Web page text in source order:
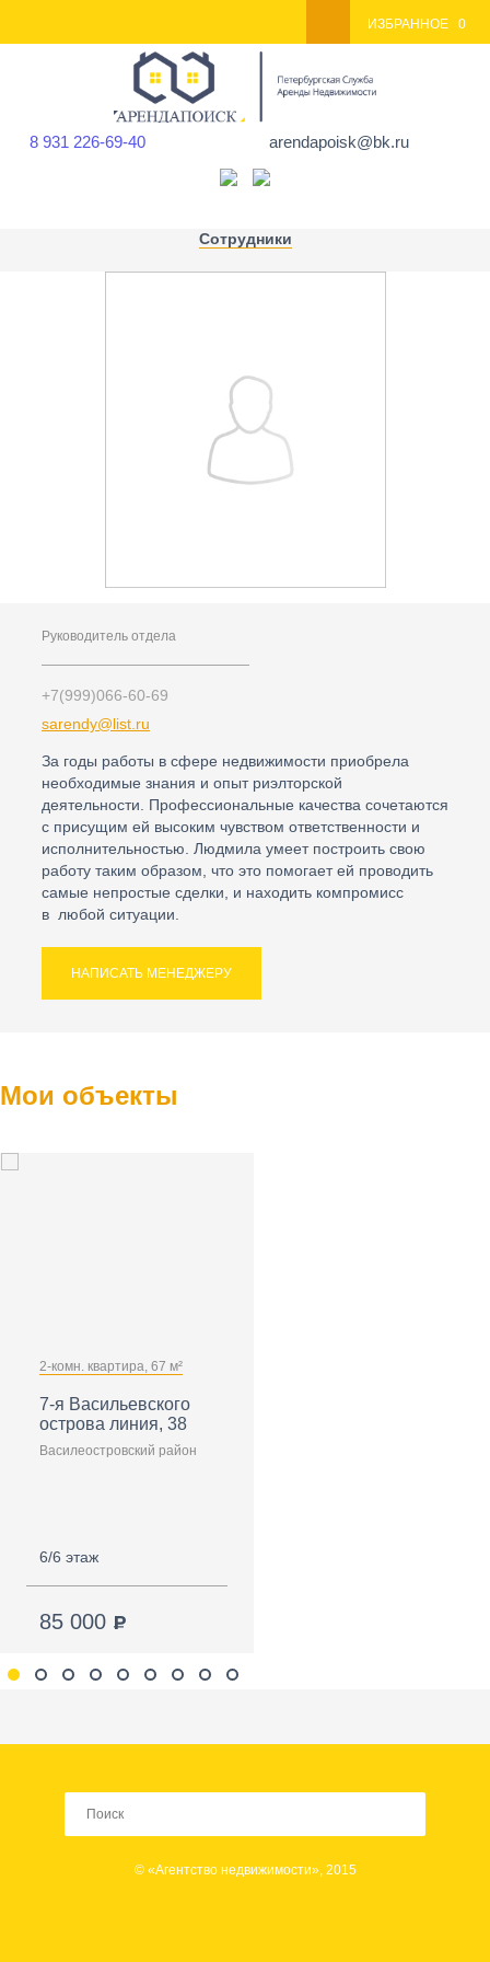
ИЗБРАННОЕ 0
8 931 226-69-40 arendapoisk@bk.ru
Сотрудники
Руководитель отдела
+7(999)066-60-69
sarendy@list.ru
За годы работы в сфере недвижимости приобрела
необходимые знания и опыт риэлторской
деятельности. Профессиональные качества сочетаются
с присущим ей высоким чувством ответственности и
исполнительностью. Людмила умеет построить свою
работу таким образом, что это помогает ей проводить
самые непростые сделки, и находить компромисс
в любой ситуации.
НАПИСАТЬ МЕНЕДЖЕРУ
Мои объекты
2-комн. квартира, 67 м²
7-я Васильевского
острова линия, 38
Василеостровский район
6/6 этаж
85 000
© «Агентство недвижимости», 2015